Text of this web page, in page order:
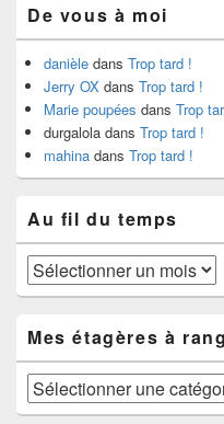
De vous à moi
danièle dans Trop tard !
Jerry OX dans Trop tard !
Marie poupées dans Trop
durgalola dans Trop tard !
mahina dans Trop tard !
Au fil du temps
Au
fil
temps
Mes étagères à
Mes
étagères